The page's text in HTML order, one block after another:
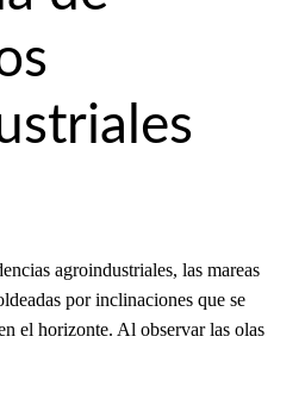
agroindustriales, las mareas
por inclinaciones que se
el horizonte. Al observar las olas